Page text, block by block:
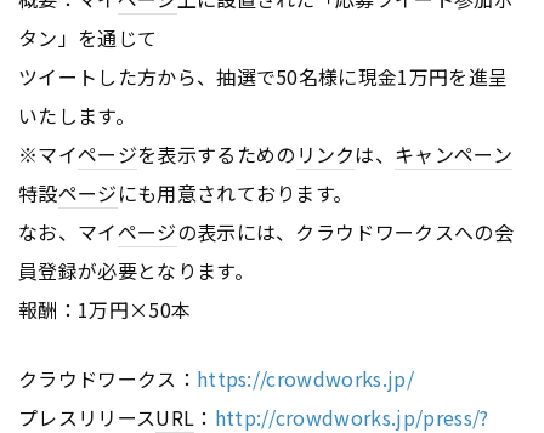
タン」を通じて
ツイートした方から、抽選で50名様に現金1万円を進呈
いたします。
※マイページを表示するための リンクは、 キャンペーン
特設ページにも用意されております。
なお、マイページの表示には、クラウドワークスへの会
員登録が必要となります。
報酬：1万円×50本
クラウドワークス： https://crowdworks.jp/
プレスリリースURL ： http://crowdworks.jp/press/?